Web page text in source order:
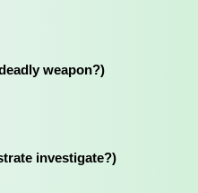
deadly weapon?)
investigate?)